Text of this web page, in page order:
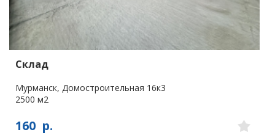
Склад
Мурманск, Домостроительная 16к3
2500 м2
160 р.